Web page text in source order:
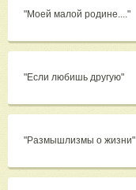
"Моей малой родине...."
"Если любишь другую"
"Размышлизмы о жизни"